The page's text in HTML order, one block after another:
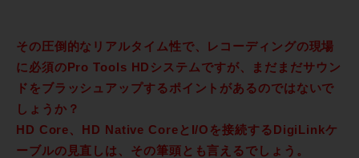
その圧倒的なリアルタイム性で、レコーディングの現場
に必須のPro Tools HDシステムですが、まだまだサウン
ドをブラッシュアップするポイントがあるのではないで
しょうか？
HD Core、HD Native CoreとI/Oを接続するDigiLinkケ
ーブルの見直しは、その筆頭とも言えるでしょう。